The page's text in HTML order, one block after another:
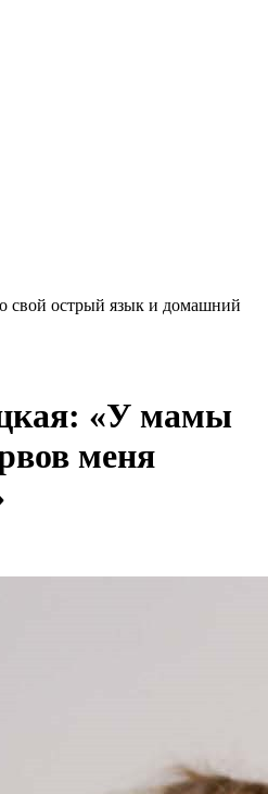
свой острый язык и домашний
«У мамы
меня